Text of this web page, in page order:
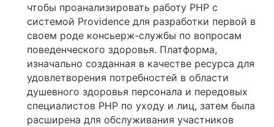
чтобы проанализировать работу PHP с
системой Providence для разработки первой в
своем роде консьерж-службы по вопросам
поведенческого здоровья. Платформа,
изначально созданная в качестве ресурса для
удовлетворения потребностей в области
душевного здоровья персонала и передовых
специалистов PHP по уходу и лиц, затем была
расширена для обслуживания участников